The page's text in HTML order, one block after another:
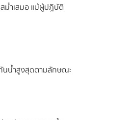
สม่ำเสมอ แม้ผู้ปฏิบัติ
กันน้ำสูงสุดตามลักษณะ